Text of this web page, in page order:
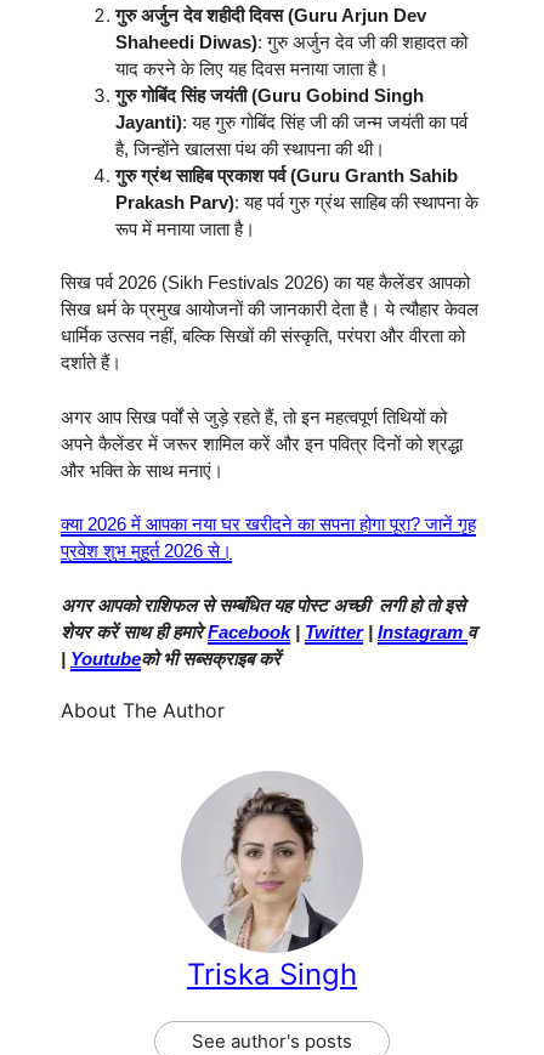
गुरु अर्जुन देव शहीदी दिवस (Guru Arjun Dev
Shaheedi Diwas): गुरु अर्जुन देव जी की शहादत को
याद करने के लिए यह दिवस मनाया जाता है।
गुरु गोबिंद सिंह जयंती (Guru Gobind Singh
Jayanti): यह गुरु गोबिंद सिंह जी की जन्म जयंती का पर्व
है, जिन्होंने खालसा पंथ की स्थापना की थी।
गुरु ग्रंथ साहिब प्रकाश पर्व (Guru Granth Sahib
Prakash Parv): यह पर्व गुरु ग्रंथ साहिब की स्थापना के
रूप में मनाया जाता है।
सिख पर्व 2026 (Sikh Festivals 2026) का यह कैलेंडर आपको
सिख धर्म के प्रमुख आयोजनों की जानकारी देता है। ये त्यौहार केवल
धार्मिक उत्सव नहीं, बल्कि सिखों की संस्कृति, परंपरा और वीरता को
दर्शाते हैं।
अगर आप सिख पर्वों से जुड़े रहते हैं, तो इन महत्वपूर्ण तिथियों को
अपने कैलेंडर में जरूर शामिल करें और इन पवित्र दिनों को श्रद्धा
और भक्ति के साथ मनाएं।
क्या 2026 में आपका नया घर खरीदने का सपना होगा पूरा? जानें गृह
प्रवेश शुभ मुहूर्त 2026 से।
अगर आपको राशिफल से सम्बंधित यह पोस्ट अच्छी लगी हो तो इसे
शेयर करें साथ ही हमारेFacebook| Twitter| Instagram व
| Youtubeको भी सब्सक्राइब करें
About The Author
Triska Singh
See author's posts